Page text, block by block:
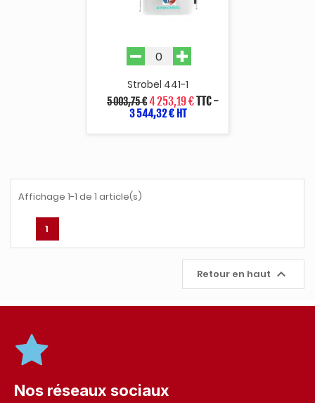
Strobel 441-1
5 003,75 €4 253,19 €TTC-
3 544,32 € HT
Affichage 1-1 de 1 article(s)
1
Retour en haut 
Nos réseaux sociaux